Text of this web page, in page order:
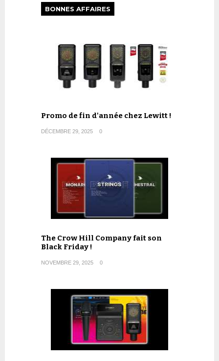
BONNES AFFAIRES
Promo de fin d'année chez Lewitt !
DÉCEMBRE 29, 2025 0
The Crow Hill Company fait son
Black Friday !
NOVEMBRE 29, 2025 0